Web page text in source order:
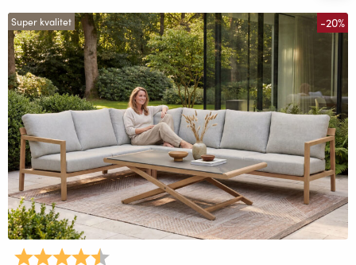
Super kvalitet -20%
Karakter: